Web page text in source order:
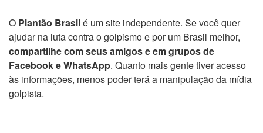
O Plantão Brasilé um site independente. Se você quer
ajudar na luta contra o golpismo e por um Brasil melhor,
compartilhe com seus amigos e em grupos de
Facebook e WhatsApp. Quanto mais gente tiver acesso
às informações, menos poder terá a manipulação da mídia
golpista.